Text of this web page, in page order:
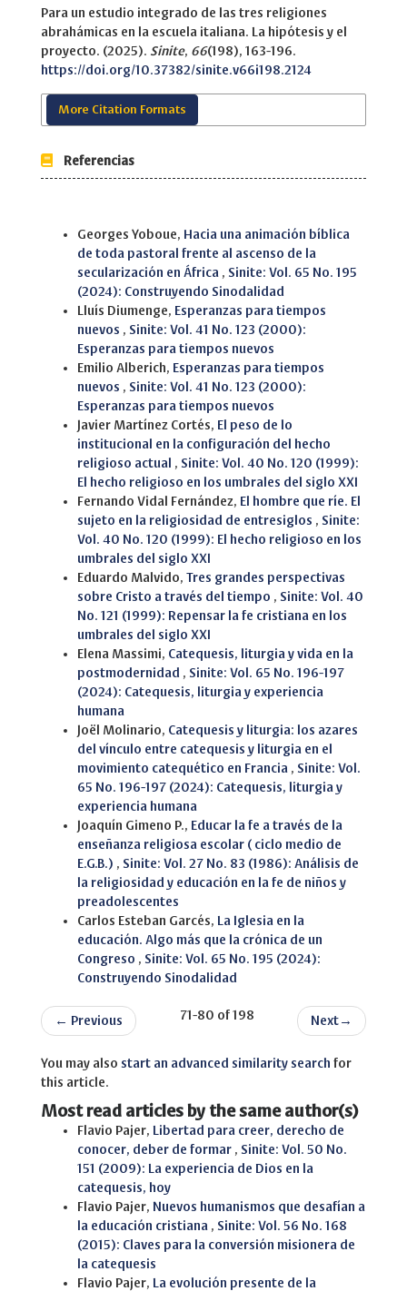
Para un estudio integrado de las tres religiones
abrahámicas en la escuela italiana. La hipótesis y el
proyecto. (2025). Sinite, 66(198), 163-196.
https://doi.org/10.37382/sinite.v66i198.2124
More Citation Formats
Referencias
Georges Yoboue, Hacia una animación bíblica
de toda pastoral frente al ascenso de la
secularización en África , Sinite: Vol. 65 No. 195
(2024): Construyendo Sinodalidad
Lluís Diumenge, Esperanzas para tiempos
nuevos , Sinite: Vol. 41 No. 123 (2000):
Esperanzas para tiempos nuevos
Emilio Alberich, Esperanzas para tiempos
nuevos , Sinite: Vol. 41 No. 123 (2000):
Esperanzas para tiempos nuevos
Javier Martínez Cortés, El peso de lo
institucional en la configuración del hecho
religioso actual , Sinite: Vol. 40 No. 120 (1999):
El hecho religioso en los umbrales del siglo XXI
Fernando Vidal Fernández, El hombre que ríe. El
sujeto en la religiosidad de entresiglos , Sinite:
Vol. 40 No. 120 (1999): El hecho religioso en los
umbrales del siglo XXI
Eduardo Malvido, Tres grandes perspectivas
sobre Cristo a través del tiempo , Sinite: Vol. 40
No. 121 (1999): Repensar la fe cristiana en los
umbrales del siglo XXI
Elena Massimi, Catequesis, liturgia y vida en la
postmodernidad , Sinite: Vol. 65 No. 196-197
(2024): Catequesis, liturgia y experiencia
humana
Joël Molinario, Catequesis y liturgia: los azares
del vínculo entre catequesis y liturgia en el
movimiento catequético en Francia , Sinite: Vol.
65 No. 196-197 (2024): Catequesis, liturgia y
experiencia humana
Joaquín Gimeno P., Educar la fe a través de la
enseñanza religiosa escolar ( ciclo medio de
E.G.B.) , Sinite: Vol. 27 No. 83 (1986): Análisis de
la religiosidad y educación en la fe de niños y
preadolescentes
Carlos Esteban Garcés, La Iglesia en la
educación. Algo más que la crónica de un
Congreso , Sinite: Vol. 65 No. 195 (2024):
Construyendo Sinodalidad
← Previous 71-80 of 198 Next →
You may also start an advanced similarity search for
this article.
Most read articles by the same author(s)
Flavio Pajer, Libertad para creer, derecho de
conocer, deber de formar , Sinite: Vol. 50 No.
151 (2009): La experiencia de Dios en la
catequesis, hoy
Flavio Pajer, Nuevos humanismos que desafían a
la educación cristiana , Sinite: Vol. 56 No. 168
(2015): Claves para la conversión misionera de
la catequesis
Flavio Pajer, La evolución presente de la